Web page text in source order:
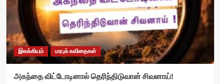
இலக்கியம் மரபுக் கவிதைகள்
அகந்தை விட்டோடினால் தெரிந்திடுவான் சிவனாய்!